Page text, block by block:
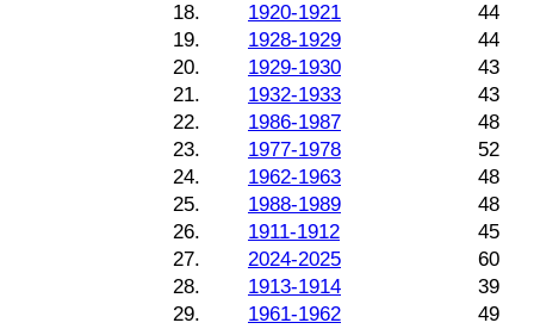
18.
1920-1921
44
19.
1928-1929
44
20.
1929-1930
43
21.
1932-1933
43
22.
1986-1987
48
23.
1977-1978
52
24.
1962-1963
48
25.
1988-1989
48
26.
1911-1912
45
27.
2024-2025
60
28.
1913-1914
39
29.
1961-1962
49